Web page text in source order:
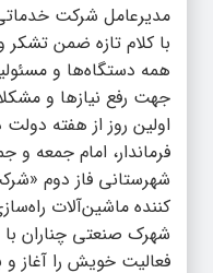
مدیرعامل شرکت
با کلام تازه ضمن
همه دستگاه‌ها و
جهت رفع نیازها و
اولین روز از هفته دولت
فرماندار، امام جمعه و
شهرستانی فاز دوم